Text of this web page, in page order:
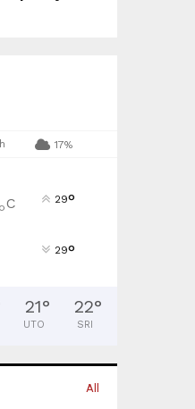
17%
C 29°
29°
21°
UTO
22°
SRI
All